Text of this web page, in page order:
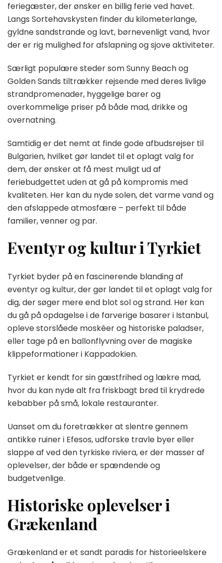
feriegæster, der ønsker en billig ferie ved havet.
Langs Sortehavskysten finder du kilometerlange,
gyldne sandstrande og lavt, børnevenligt vand, hvor
der er rig mulighed for afslapning og sjove aktiviteter.
Særligt populære steder som Sunny Beach og
Golden Sands tiltrækker rejsende med deres livlige
strandpromenader, hyggelige barer og
overkommelige priser på både mad, drikke og
overnatning.
Samtidig er det nemt at finde gode afbudsrejser til
Bulgarien, hvilket gør landet til et oplagt valg for
dem, der ønsker at få mest muligt ud af
feriebudgettet uden at gå på kompromis med
kvaliteten. Her kan du nyde solen, det varme vand og
den afslappede atmosfære – perfekt til både
familier, venner og par.
Eventyr og kultur i Tyrkiet
Tyrkiet byder på en fascinerende blanding af
eventyr og kultur, der gør landet til et oplagt valg for
dig, der søger mere end blot sol og strand. Her kan
du gå på opdagelse i de farverige basarer i Istanbul,
opleve storslåede moskéer og historiske paladser,
eller tage på en ballonflyvning over de magiske
klippeformationer i Kappadokien.
Tyrkiet er kendt for sin gæstfrihed og lækre mad,
hvor du kan nyde alt fra friskbagt brød til krydrede
kebabber på små, lokale restauranter.
Uanset om du foretrækker at slentre gennem
antikke ruiner i Efesos, udforske travle byer eller
slappe af ved den tyrkiske riviera, er der masser af
oplevelser, der både er spændende og
budgetvenlige.
Historiske oplevelser i
Grækenland
Grækenland er et sandt paradis for historieelskere